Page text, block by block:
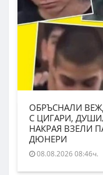
ОБРЪСНАЛИ
С ЦИГАРИ,
НАКРАЯ ВЗЕЛИ
ДЮНЕРИ
08.08.2026 08:46ч.